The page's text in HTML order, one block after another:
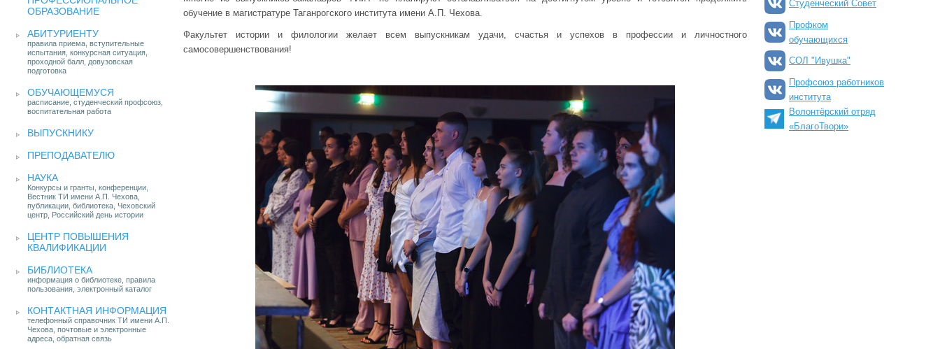
ОБРАЗОВАНИЕ
АБИТУРИЕНТУ
правила приема, вступительные
испытания, конкурсная ситуация,
проходной балл, довузовская
подготовка
ОБУЧАЮЩЕМУСЯ
расписание, студенческий профсоюз,
воспитательная работа
ВЫПУСКНИКУ
ПРЕПОДАВАТЕЛЮ
НАУКА
Конкурсы и гранты, конференции,
Вестник ТИ имени А.П. Чехова,
публикации, библиотека, Чеховский
центр, Российский день истории
ЦЕНТР ПОВЫШЕНИЯ
КВАЛИФИКАЦИИ
БИБЛИОТЕКА
информация о библиотеке, правила
пользования, электронный каталог
КОНТАКТНАЯ ИНФОРМАЦИЯ
телефонный справочник ТИ имени А.П.
Чехова, почтовые и электронные
адреса, обратная связь
обучение в магистратуре Таганрогского института имени А.П. Чехова.
Факультет истории и филологии желает всем выпускникам удачи, счастья и успехов в профессии и личностного
самосовершенствования!
Студенческий Совет
Профком
обучающихся
СОЛ "Ивушка"
Профсоюз работников
института
Волонтёрский отряд
«БлагоТвори»